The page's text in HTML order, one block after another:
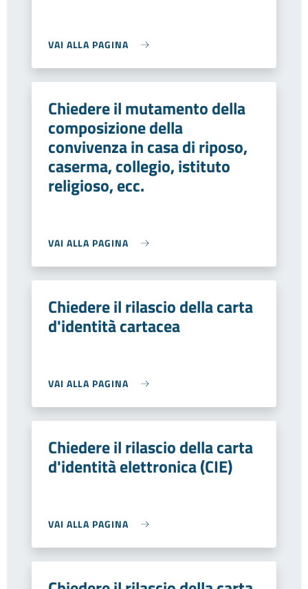
VAI ALLA PAGINA
Chiedere il mutamento della
composizione della
convivenza in casa di riposo,
caserma, collegio, istituto
religioso, ecc.
VAI ALLA PAGINA
Chiedere il rilascio della carta
d'identità cartacea
VAI ALLA PAGINA
Chiedere il rilascio della carta
d'identità elettronica (CIE)
VAI ALLA PAGINA